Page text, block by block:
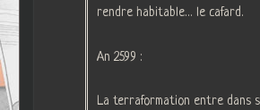
rendre habitable… le cafard.
An 2599 :
La terraformation entre dans